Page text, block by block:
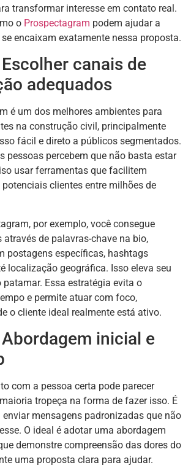
transformar interesse em contato real.
o Prospectagram podem ajudar a
encaixam exatamente nessa proposta.
canais de
adequados
é um dos melhores ambientes para
na construção civil, principalmente
fácil e direto a públicos segmentados.
pessoas percebem que não basta estar
usar ferramentas que facilitem
clientes entre milhões de
por exemplo, você consegue
de palavras-chave na bio,
postagens específicas, hashtags
localização geográfica. Isso eleva seu
Essa estratégia evita o
e permite atuar com foco,
o cliente ideal realmente está ativo.
inicial e
com a pessoa certa pode parecer
tropeça na forma de fazer isso. É
mensagens padronizadas que não
O ideal é adotar uma abordagem
demonstre compreensão das dores do
uma proposta clara para ajudar.